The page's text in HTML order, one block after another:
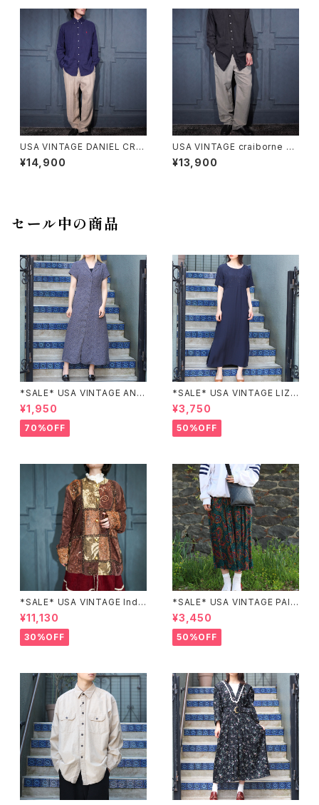
ックスパンツ
USA VINTAGE DANIEL CRE
MIEUX TUCK DESIGN LINE
N WIDE SLACKS PANTS/ア
¥14,900
USA VINTAGE craiborne T
UCK DESIGN LINEN RAMIE
RAYON WIDE SLACKS PAN
¥13,900
セール中の商品
*SALE* USA VINTAGE ANN
EX HALF SLEEVE FLOWER
PATTERNED ONE PIECE/ア
メリカ古着半袖花柄ワンピース
¥1,950
70%OFF
*SALE* USA VINTAGE LIZ c
laiborne EMBROIDERY DES
IGN NAVY ONE PIECE/アメリ
カ古着刺繍デザインネイビーワ
ンピース
¥3,750
50%OFF
*SALE* USA VINTAGE Indi
go moon PATCHWORK EM
BROIDERY DESIGN JACKE
T/アメリカ古着パッチワーク刺
繍ジャケット
¥11,130
30%OFF
*SALE* USA VINTAGE PAIS
LEY PATTERNED DESIGN S
KIRT/アメリカ古着ペイズリー
柄デザインスカート
¥3,450
50%OFF